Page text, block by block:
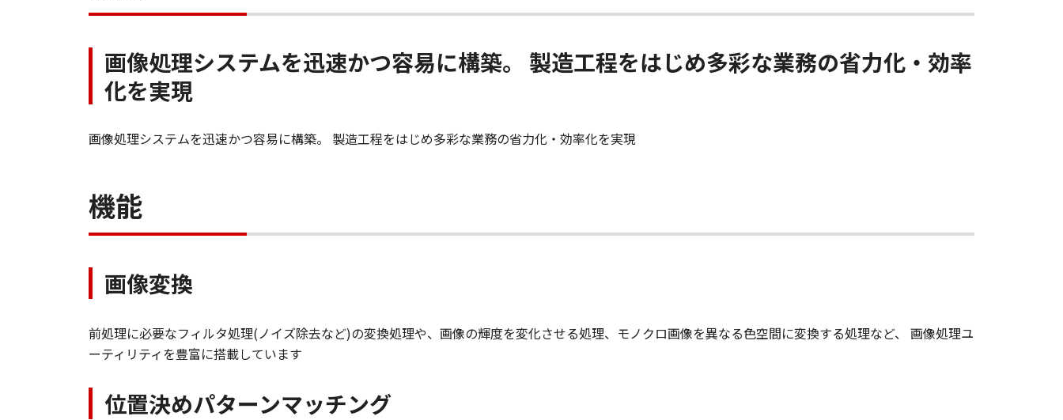
画像処理システムを迅速かつ容易に構築。 製造工程をはじめ多彩な業務の省力化・効率
化を実現
画像処理システムを迅速かつ容易に構築。 製造工程をはじめ多彩な業務の省力化・効率化を実現
機能
画像変換
前処理に必要なフィルタ処理(ノイズ除去など)の変換処理や、画像の輝度を変化させる処理、モノクロ画像を異なる色空間に変換する処理など、 画像処理ユ
ーティリティを豊富に搭載しています
位置決めパターンマッチング